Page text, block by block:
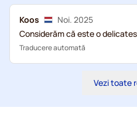
Koos
Noi. 2025
Considerăm că este o
Traducere automată
Vezi toate